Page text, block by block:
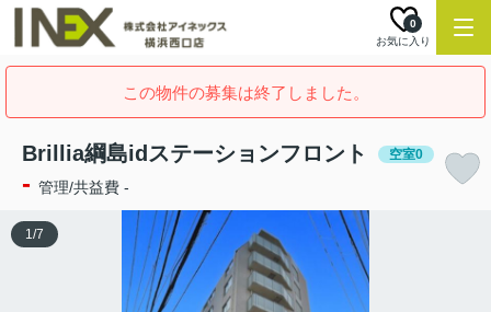
お気に入り
0
この物件の募集は終了しました。
Brillia綱島idステーションフロント 空室0
- 管理/共益費 -
1/7